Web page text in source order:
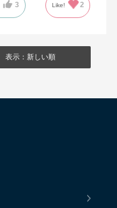
3 Like! 2
表示：新しい順